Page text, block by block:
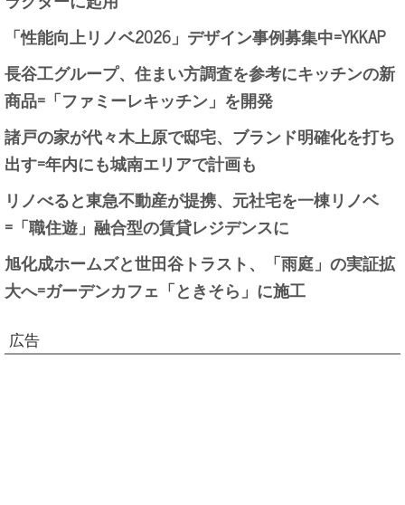
「性能向上リノベ2026」デザイン事例募集中=YKKAP
長谷工グループ、住まい方調査を参考にキッチンの新
商品=「ファミーレキッチン」を開発
諸戸の家が代々木上原で邸宅、ブランド明確化を打ち
出す=年内にも城南エリアで計画も
リノべると東急不動産が提携、元社宅を一棟リノベ
=「職住遊」融合型の賃貸レジデンスに
旭化成ホームズと世田谷トラスト、「雨庭」の実証拡
大へ=ガーデンカフェ「ときそら」に施工
広告